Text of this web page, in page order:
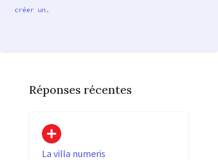
créer un.
Réponses récentes
La villa numeris